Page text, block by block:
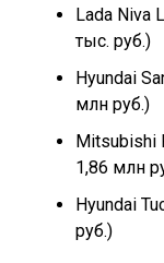
Lada Niva
тыс. руб.)
Hyundai
млн руб.)
Mitsubishi
1,86 млн
Hyundai
руб.)